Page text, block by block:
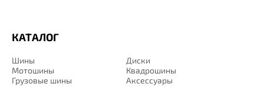
КАТАЛОГ
Шины
Диски
Мотошины
Квадрошины
Грузовые шины
Аксессуары